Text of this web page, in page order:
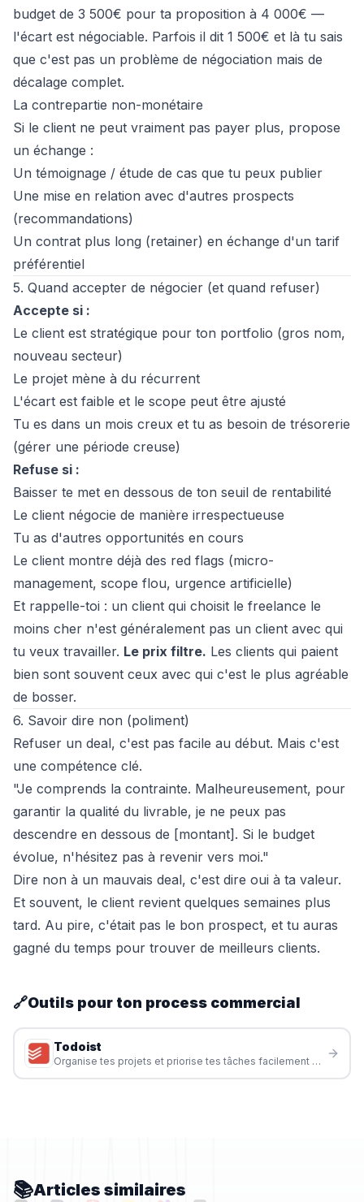
budget de 3 500€ pour ta proposition à 4 000€ —
l'écart est négociable. Parfois il dit 1 500€ et là tu sais
que c'est pas un problème de négociation mais de
décalage complet.
La contrepartie non-monétaire
Si le client ne peut vraiment pas payer plus, propose
un échange :
Un témoignage / étude de cas que tu peux publier
Une mise en relation avec d'autres prospects
(recommandations)
Un contrat plus long (retainer) en échange d'un tarif
préférentiel
5. Quand accepter de négocier (et quand refuser)
Accepte si :
Le client est stratégique pour ton portfolio (gros nom,
nouveau secteur)
Le projet mène à du récurrent
L'écart est faible et le scope peut être ajusté
Tu es dans un mois creux et tu as besoin de trésorerie
(gérer une période creuse)
Refuse si :
Baisser te met en dessous de ton seuil de rentabilité
Le client négocie de manière irrespectueuse
Tu as d'autres opportunités en cours
Le client montre déjà des red flags (micro-
management, scope flou, urgence artificielle)
Et rappelle-toi : un client qui choisit le freelance le
moins cher n'est généralement pas un client avec qui
tu veux travailler. Le prix filtre. Les clients qui paient
bien sont souvent ceux avec qui c'est le plus agréable
de bosser.
6. Savoir dire non (poliment)
Refuser un deal, c'est pas facile au début. Mais c'est
une compétence clé.
"Je comprends la contrainte. Malheureusement, pour
garantir la qualité du livrable, je ne peux pas
descendre en dessous de [montant]. Si le budget
évolue, n'hésitez pas à revenir vers moi."
Dire non à un mauvais deal, c'est dire oui à ta valeur.
Et souvent, le client revient quelques semaines plus
tard. Au pire, c'était pas le bon prospect, et tu auras
gagné du temps pour trouver de meilleurs clients.
🔗Outils pour ton process commercial
Todoist
Organise tes projets et priorise tes tâches facilement pour ne rien oublier.
📚Articles similaires